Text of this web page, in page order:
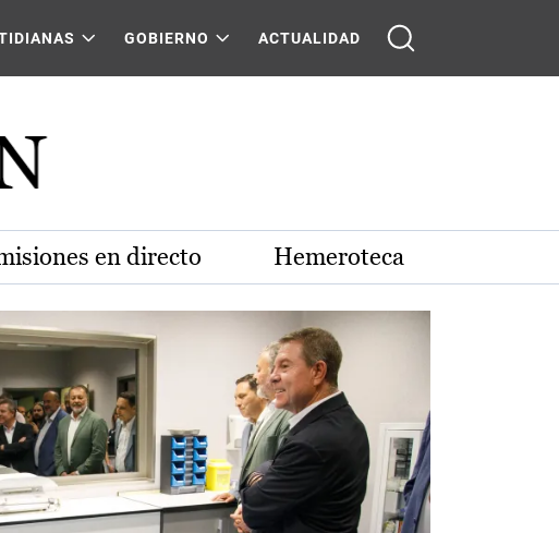
GOBIERNO ACTUALIDAD
en directo Hemeroteca